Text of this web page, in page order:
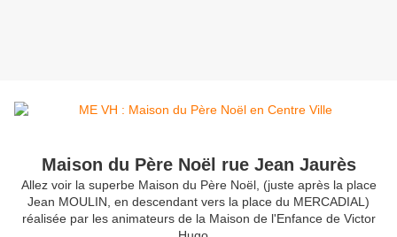
Maison du Père Noël rue Jean Jaurès
Allez voir la superbe Maison du Père Noël, (juste après la place
Jean MOULIN, en descendant vers la place du MERCADIAL)
réalisée par les animateurs de la Maison de l'Enfance de Victor